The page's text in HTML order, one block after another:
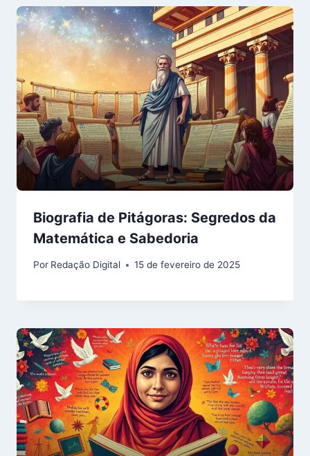
Biografia de Pitágoras: Segredos da
Matemática e Sabedoria
Por Redação Digital 15 de fevereiro de 2025